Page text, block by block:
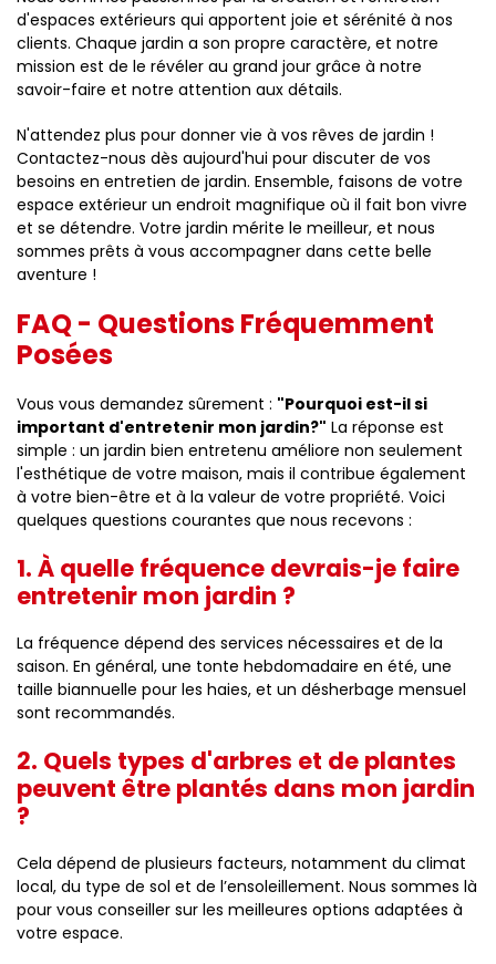
d'espaces extérieurs qui apportent joie et sérénité à nos
clients. Chaque jardin a son propre caractère, et notre
mission est de le révéler au grand jour grâce à notre
savoir-faire et notre attention aux détails.
N'attendez plus pour donner vie à vos rêves de jardin !
Contactez-nous dès aujourd'hui pour discuter de vos
besoins en entretien de jardin. Ensemble, faisons de votre
espace extérieur un endroit magnifique où il fait bon vivre
et se détendre. Votre jardin mérite le meilleur, et nous
sommes prêts à vous accompagner dans cette belle
aventure !
FAQ - Questions Fréquemment
Posées
Vous vous demandez sûrement : "Pourquoi est-il si
important d'entretenir mon jardin?" La réponse est
simple : un jardin bien entretenu améliore non seulement
l'esthétique de votre maison, mais il contribue également
à votre bien-être et à la valeur de votre propriété. Voici
quelques questions courantes que nous recevons :
1. À quelle fréquence devrais-je faire
entretenir mon jardin ?
La fréquence dépend des services nécessaires et de la
saison. En général, une tonte hebdomadaire en été, une
taille biannuelle pour les haies, et un désherbage mensuel
sont recommandés.
2. Quels types d'arbres et de plantes
peuvent être plantés dans mon jardin
?
Cela dépend de plusieurs facteurs, notamment du climat
local, du type de sol et de l’ensoleillement. Nous sommes là
pour vous conseiller sur les meilleures options adaptées à
votre espace.